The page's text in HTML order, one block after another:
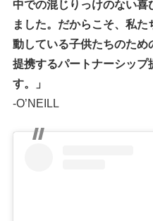
中での混じりっけのない喜
ました。だからこそ、私
動している子供たちのた
提携するパートナーシップ
す。」
-O’NEILL